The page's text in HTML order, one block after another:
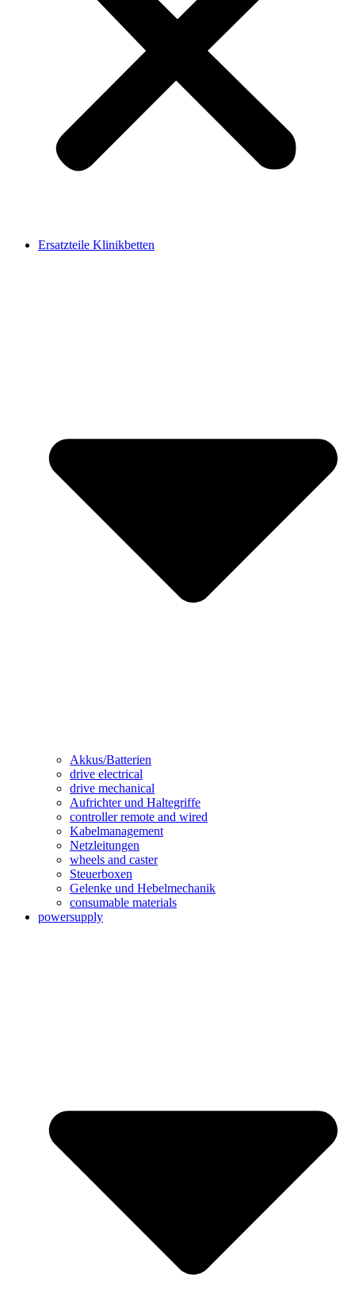
Ersatzteile Klinikbetten
Akkus/Batterien
drive electrical
drive mechanical
Aufrichter und Haltegriffe
controller remote and wired
Kabelmanagement
Netzleitungen
wheels and caster
Steuerboxen
Gelenke und Hebelmechanik
consumable materials
powersupply